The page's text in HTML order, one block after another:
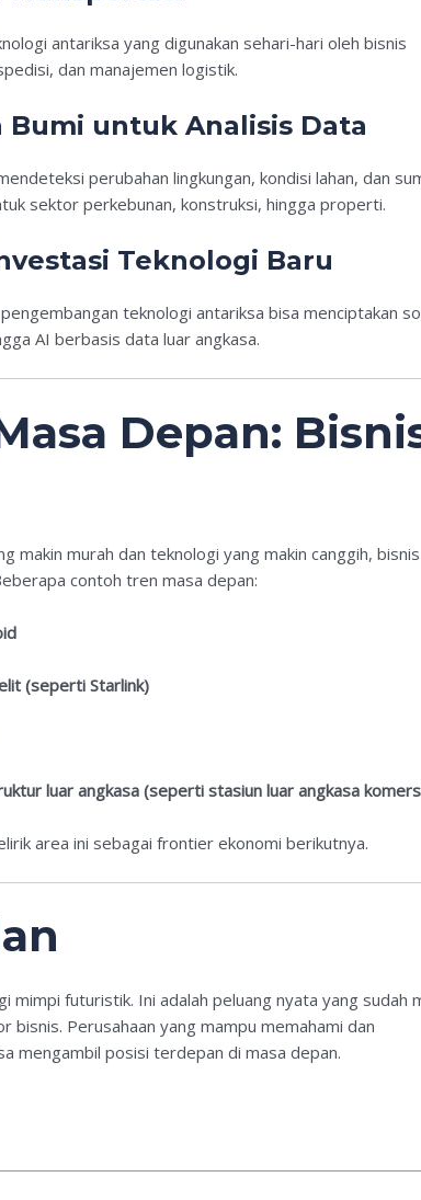
antariksa yang digunakan sehari-hari oleh bisnis
dan manajemen logistik.
Bumi untuk Analisis Data
perubahan lingkungan, kondisi lahan, dan
sektor perkebunan, konstruksi, hingga properti.
Teknologi Baru
teknologi antariksa bisa menciptakan
AI berbasis data luar angkasa.
Depan:
makin murah dan teknologi yang makin canggih,
contoh tren masa depan:
(seperti Starlink)
luar angkasa (seperti stasiun luar angkasa
area ini sebagai frontier ekonomi berikutnya.
mimpi futuristik. Ini adalah peluang nyata yang sudah
bisnis. Perusahaan yang mampu memahami dan
mengambil posisi terdepan di masa depan.